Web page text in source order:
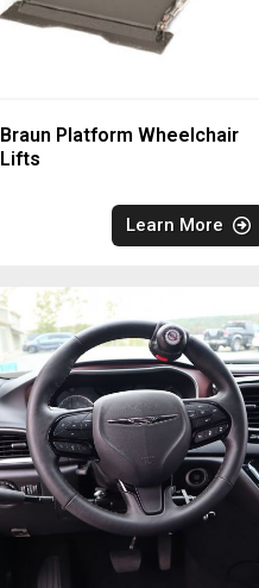
Braun Platform Wheelchair
Lifts
Learn More